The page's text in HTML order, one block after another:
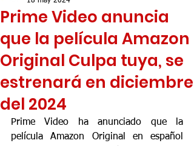
Prime Video anuncia
que la película Amazon
Original Culpa tuya, se
estrenará en diciembre
del 2024
Prime Video ha anunciado que la
película Amazon Original en español